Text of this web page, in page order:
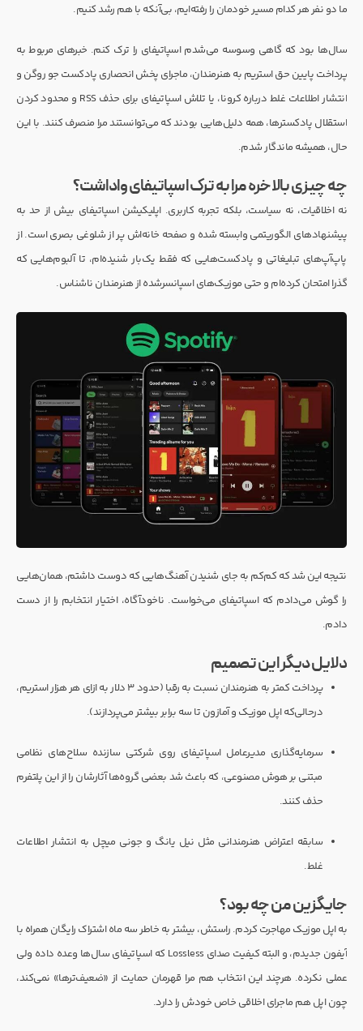
ما دو نفر هر کدام مسیر خودمان را رفته‌ایم، بی‌آنکه با هم رشد کنیم.
سال‌ها بود که گاهی وسوسه می‌شدم اسپاتیفای را ترک کنم. خبرهای مربوط به
پرداخت پایین حق استریم به هنرمندان، ماجرای پخش انحصاری پادکست جو روگن و
انتشار اطلاعات غلط درباره کرونا، یا تلاش اسپاتیفای برای حذف RSS و محدود کردن
استقلال پادکسترها، همه دلیل‌هایی بودند که می‌توانستند مرا منصرف کنند. با این
حال، همیشه ماندگار شدم.
چه چیزی بالاخره مرا به ترک اسپاتیفای واداشت؟
نه اخلاقیات، نه سیاست، بلکه تجربه کاربری. اپلیکیشن اسپاتیفای بیش از حد به
پیشنهادهای الگوریتمی وابسته شده و صفحه خانه‌اش پر از شلوغی بصری است. از
پاپ‌آپ‌های تبلیغاتی و پادکست‌هایی که فقط یک‌بار شنیده‌ام، تا آلبوم‌هایی که
گذرا امتحان کرده‌ام و حتی موزیک‌های اسپانسرشده از هنرمندان ناشناس.
نتیجه این شد که کم‌کم به جای شنیدن آهنگ‌هایی که دوست داشتم، همان‌هایی
را گوش می‌دادم که اسپاتیفای می‌خواست. ناخودآگاه، اختیار انتخابم را از دست
دادم.
دلایل دیگر این تصمیم
پرداخت کمتر به هنرمندان نسبت به رقبا (حدود ۳ دلار به ازای هر هزار استریم،
درحالی‌که اپل موزیک و آمازون تا سه برابر بیشتر می‌پردازند).
سرمایه‌گذاری مدیرعامل اسپاتیفای روی شرکتی سازنده سلاح‌های نظامی
مبتنی بر هوش مصنوعی، که باعث شد بعضی گروه‌ها آثارشان را از این پلتفرم
حذف کنند.
سابقه اعتراض هنرمندانی مثل نیل یانگ و جونی میچل به انتشار اطلاعات
غلط.
جایگزین من چه بود؟
به اپل موزیک مهاجرت کردم. راستش، بیشتر به خاطر سه ماه اشتراک رایگان همراه با
آیفون جدیدم، و البته کیفیت صدای Lossless که اسپاتیفای سال‌ها وعده داده ولی
عملی نکرده. هرچند این انتخاب هم مرا قهرمان حمایت از «ضعیف‌ترها» نمی‌کند،
چون اپل هم ماجرای اخلاقی خاص خودش را دارد.